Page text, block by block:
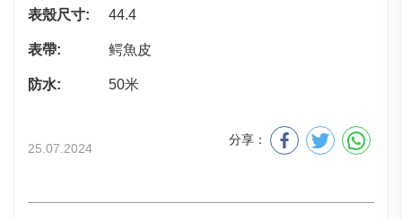
表殼尺寸: 44.4
表帶: 鳄魚皮
防水: 50米
25.07.2024
分享：